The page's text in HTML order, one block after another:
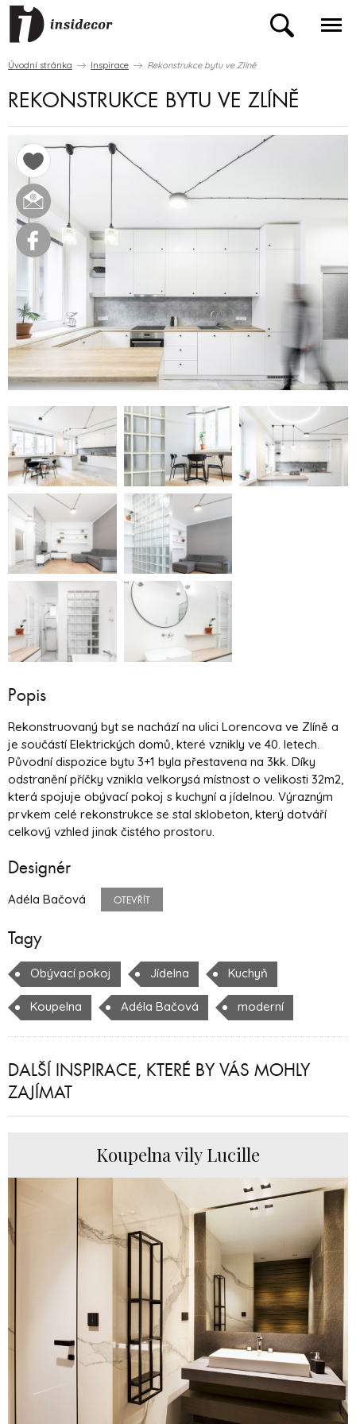
Úvodní stránka Inspirace Rekonstrukce bytu ve Zlíně
REKONSTRUKCE BYTU VE ZLÍNĚ
Popis
Rekonstruovaný byt se nachází na ulici Lorencova ve Zlíně a
je součástí Elektrických domů, které vznikly ve 40. letech.
Původní dispozice bytu 3+1 byla přestavena na 3kk. Díky
odstranění příčky vznikla velkorysá místnost o velikosti 32m2,
která spojuje obývací pokoj s kuchyní a jídelnou. Výrazným
prvkem celé rekonstrukce se stal sklobeton, který dotváří
celkový vzhled jinak čistého prostoru.
Designér
Adéla Bačová OTEVŘÍT
Tagy
Obývací pokoj Jídelna Kuchyň
Koupelna Adéla Bačová moderní
DALŠÍ INSPIRACE, KTERÉ BY VÁS MOHLY
ZAJÍMAT
Koupelna vily Lucille